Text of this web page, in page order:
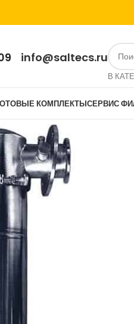
info@saltecs.ru
В
КОМПЛЕКТЫСЕРВИС